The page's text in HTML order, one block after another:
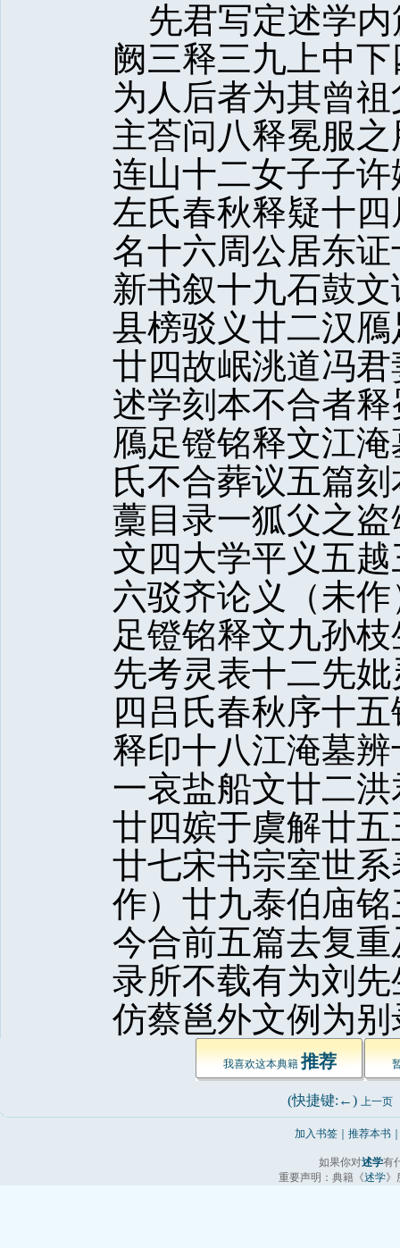
先君写定述学内
阙三释三九上中
为人后者为其曾
主荅问八释冕服
连山十二女子子
左氏春秋释疑十
名十六周公居东
新书叙十九石鼓
县榜驳义廿二汉
廿四故岷洮道冯
述学刻本不合者
鴈足镫铭释文江
氏不合葬议五篇
藳目录一狐父之
文四大学平义五
六驳齐论义（未
足镫铭释文九孙
先考灵表十二先
四吕氏春秋序十
释印十八江淹墓
一哀盐船文廿二
廿四嫔于虞解廿
廿七宋书宗室世
作）廿九泰伯庙
今合前五篇去复
录所不载有为刘
仿蔡邕外文例为
我喜欢这本典籍 推荐
(快捷键:←) 上一页
加入书签 推荐本书
如果你对述学有
重要声明：典籍《述学》